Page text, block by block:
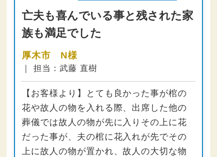
亡夫も喜んでいる事と残された家
族も満足でした
厚木市 N様
｜ 担当：武藤 直樹
【お客様より】とても良かった事が棺の
花や故人の物を入れる際、出席した他の
葬儀では故人の物が先に入りその上に花
だった事が、夫の棺に花入れが先でその
上に故人の物が置かれ、故人の大切な物